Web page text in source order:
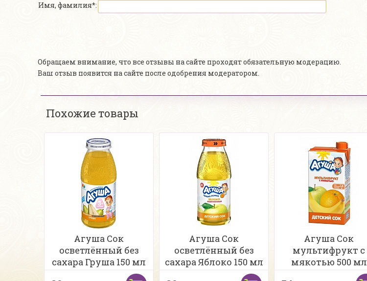
Имя, фамилия*:
Обращаем внимание, что все отзывы на сайте проходят обязательную модерацию.
Ваш отзыв появится на сайте после одобрения модератором.
Похожие товары
Агуша Сок
осветлённый без
сахара Груша 150 мл
Агуша Сок
осветлённый без
сахара Яблоко 150 мл
Агуша Сок
мультифрукт с
мякотью 500 мл